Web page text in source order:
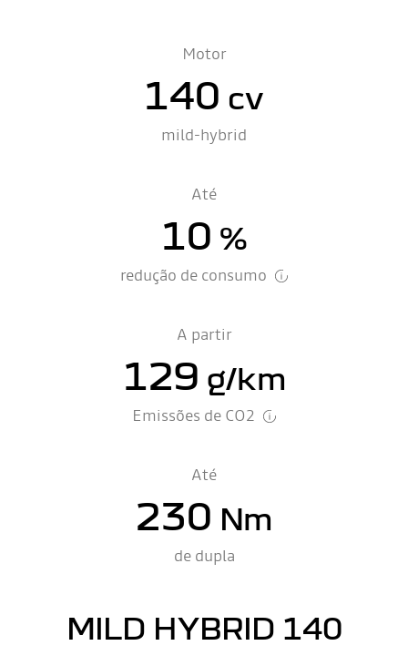
Motor
140 cv
mild-hybrid
Até
10 %
redução de consumo
A partir
129 g/km
Emissões de CO2
Até
230 Nm
de dupla
MILD HYBRID 140